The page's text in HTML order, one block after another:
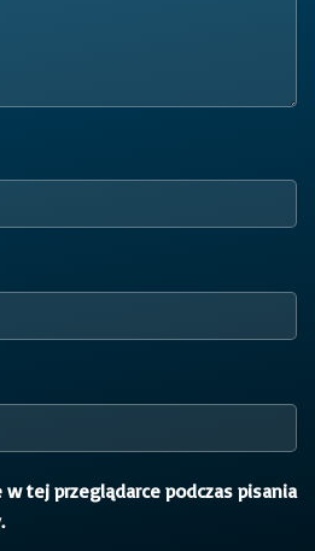
tej przeglądarce podczas pisania